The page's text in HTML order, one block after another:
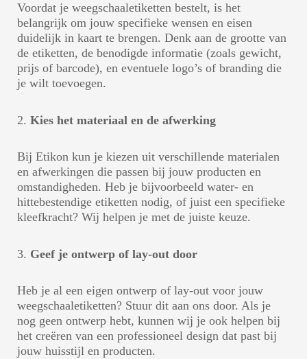
Voordat je weegschaaletiketten bestelt, is het
belangrijk om jouw specifieke wensen en eisen
duidelijk in kaart te brengen. Denk aan de grootte van
de etiketten, de benodigde informatie (zoals gewicht,
prijs of barcode), en eventuele logo’s of branding die
je wilt toevoegen.
2. Kies het materiaal en de afwerking
Bij Etikon kun je kiezen uit verschillende materialen
en afwerkingen die passen bij jouw producten en
omstandigheden. Heb je bijvoorbeeld water- en
hittebestendige etiketten nodig, of juist een specifieke
kleefkracht? Wij helpen je met de juiste keuze.
3. Geef je ontwerp of lay-out door
Heb je al een eigen ontwerp of lay-out voor jouw
weegschaaletiketten? Stuur dit aan ons door. Als je
nog geen ontwerp hebt, kunnen wij je ook helpen bij
het creëren van een professioneel design dat past bij
jouw huisstijl en producten.